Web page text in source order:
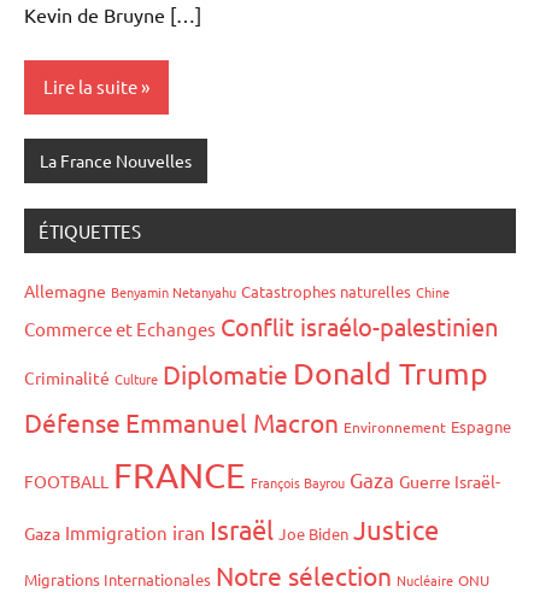
Kevin de Bruyne […]
Lire la suite
La France Nouvelles
ÉTIQUETTES
Allemagne Benyamin Netanyahu Catastrophes naturelles Chine
Commerce et Echanges Conflit israélo-palestinien
Criminalité Culture Diplomatie Donald Trump
Défense Emmanuel Macron Environnement Espagne
FOOTBALL FRANCE François Bayrou Gaza Guerre Israël-
Gaza Immigration iran Israël Joe Biden Justice
Migrations Internationales Notre sélection Nucléaire ONU